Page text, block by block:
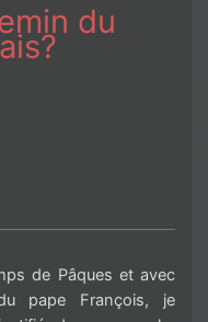
du
de Pâques et avec
du pape François, je